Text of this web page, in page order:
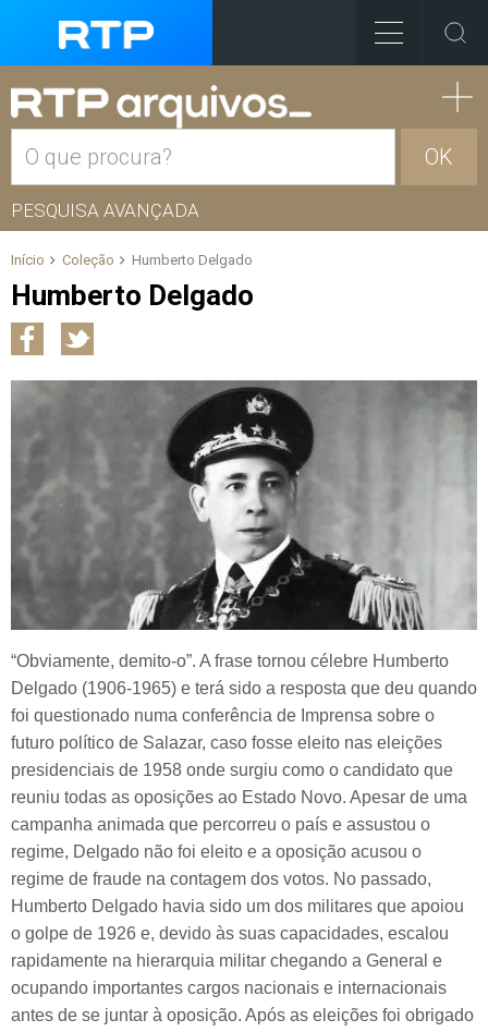
OK
PESQUISA AVANÇADA
Início Coleção Humberto Delgado
Humberto Delgado
“Obviamente, demito-o”. A frase tornou célebre Humberto
Delgado (1906-1965) e terá sido a resposta que deu quando
foi questionado numa conferência de Imprensa sobre o
futuro político de Salazar, caso fosse eleito nas eleições
presidenciais de 1958 onde surgiu como o candidato que
reuniu todas as oposições ao Estado Novo. Apesar de uma
campanha animada que percorreu o país e assustou o
regime, Delgado não foi eleito e a oposição acusou o
regime de fraude na contagem dos votos. No passado,
Humberto Delgado havia sido um dos militares que apoiou
o golpe de 1926 e, devido às suas capacidades, escalou
rapidamente na hierarquia militar chegando a General e
ocupando importantes cargos nacionais e internacionais
antes de se juntar à oposição. Após as eleições foi obrigado